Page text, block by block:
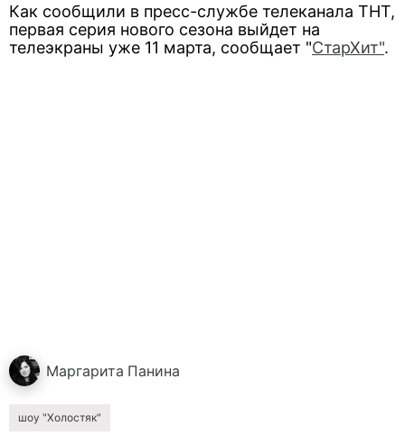
Как сообщили в пресс-службе телеканала ТНТ,
первая серия нового сезона выйдет на
телеэкраны уже 11 марта, сообщает "СтарХит".
Маргарита Панина
шоу "Холостяк"